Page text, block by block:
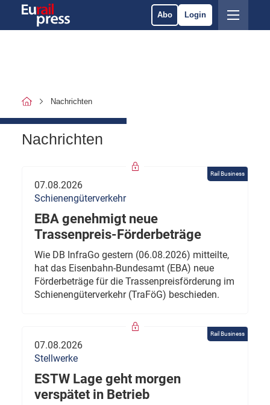
Abo Login
Nachrichten
Nachrichten
Rail Business
07.08.2026
Schienengüterverkehr
EBA genehmigt neue
Trassenpreis-Förderbeträge
Wie DB InfraGo gestern (06.08.2026) mitteilte,
hat das Eisenbahn-Bundesamt (EBA) neue
Förderbeträge für die Trassenpreisförderung im
Schienengüterverkehr (TraFöG) beschieden.
Rail Business
07.08.2026
Stellwerke
ESTW Lage geht morgen
verspätet in Betrieb